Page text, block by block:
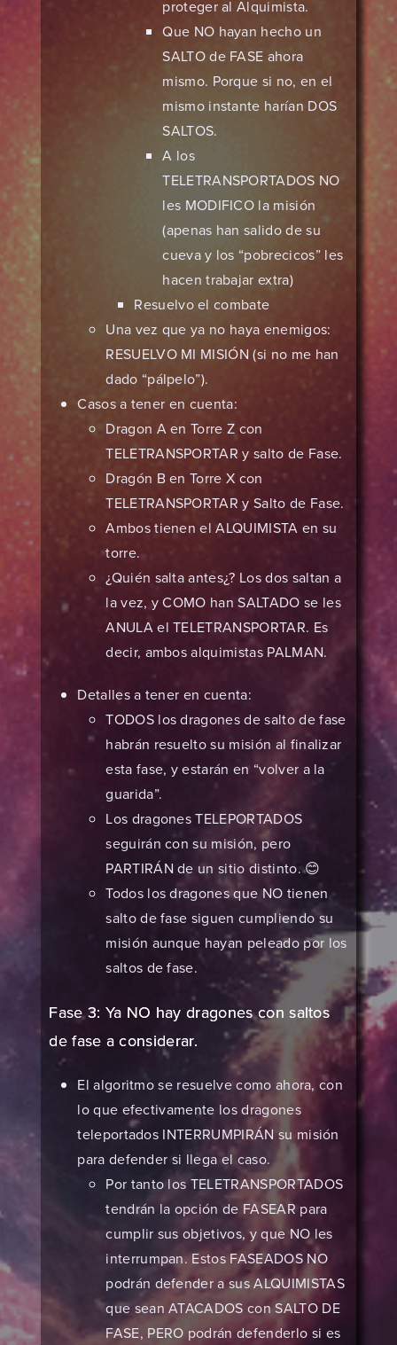
proteger al Alquimista.
Que NO hayan hecho un
SALTO de FASE ahora
mismo. Porque si no, en el
mismo instante harían DOS
SALTOS.
A los
TELETRANSPORTADOS NO
les MODIFICO la misión
(apenas han salido de su
cueva y los “pobrecicos” les
hacen trabajar extra)
Resuelvo el combate
Una vez que ya no haya enemigos:
RESUELVO MI MISIÓN (si no me han
dado “pálpelo”).
Casos a tener en cuenta:
Dragon A en Torre Z con
TELETRANSPORTAR y salto de Fase.
Dragón B en Torre X con
TELETRANSPORTAR y Salto de Fase.
Ambos tienen el ALQUIMISTA en su
torre.
¿Quién salta antes¿? Los dos saltan a
la vez, y COMO han SALTADO se les
ANULA el TELETRANSPORTAR. Es
decir, ambos alquimistas PALMAN.
Detalles a tener en cuenta:
TODOS los dragones de salto de fase
habrán resuelto su misión al finalizar
esta fase, y estarán en “volver a la
guarida”.
Los dragones TELEPORTADOS
seguirán con su misión, pero
PARTIRÁN de un sitio distinto. 😊
Todos los dragones que NO tienen
salto de fase siguen cumpliendo su
misión aunque hayan peleado por los
saltos de fase.
Fase 3: Ya NO hay dragones con saltos
de fase a considerar.
El algoritmo se resuelve como ahora, con
lo que efectivamente los dragones
teleportados INTERRUMPIRÁN su misión
para defender si llega el caso.
Por tanto los TELETRANSPORTADOS
tendrán la opción de FASEAR para
cumplir sus objetivos, y que NO les
interrumpan. Estos FASEADOS NO
podrán defender a sus ALQUIMISTAS
que sean ATACADOS con SALTO DE
FASE, PERO podrán defenderlo si es